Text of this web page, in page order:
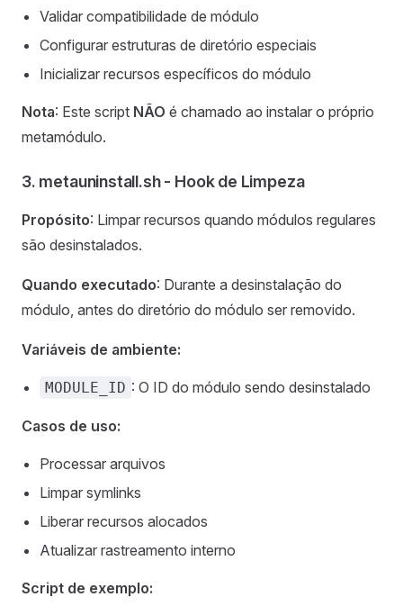
Validar compatibilidade de módulo
Configurar estruturas de diretório especiais
Inicializar recursos específicos do módulo
Nota: Este script NÃO é chamado ao instalar o próprio
metamódulo.
3. metauninstall.sh - Hook de Limpeza
Propósito: Limpar recursos quando módulos regulares
são desinstalados.
Quando executado: Durante a desinstalação do
módulo, antes do diretório do módulo ser removido.
Variáveis de ambiente:
MODULE_ID : O ID do módulo sendo desinstalado
Casos de uso:
Processar arquivos
Limpar symlinks
Liberar recursos alocados
Atualizar rastreamento interno
Script de exemplo: